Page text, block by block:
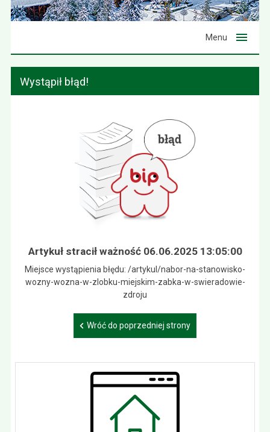
Menu
Wystąpił błąd!
Artykuł stracił ważność 06.06.2025 13:05:00
Miejsce wystąpienia błędu: /artykul/nabor-na-stanowisko-
wozny-wozna-w-zlobku-miejskim-zabka-w-swieradowie-
zdroju
Wróć do poprzedniej strony